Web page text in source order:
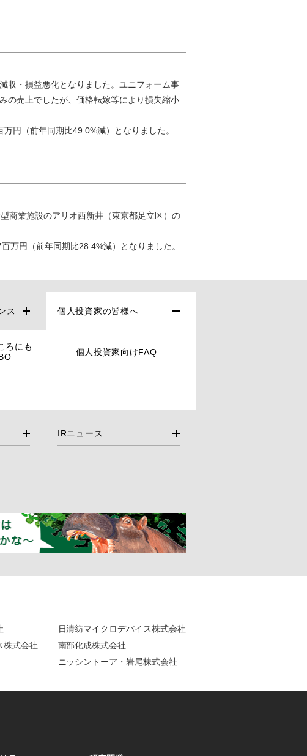
収・損益悪化となりました。ユニフォーム事
の売上でしたが、価格転嫁等により損失縮小
円（前年同期比49.0%減）となりました。
商業施設のアリオ西新井（東京都足立区）の
万円（前年同期比28.4%減）となりました。
ス 個人投資家の皆様へ
ろにも
個人投資家向けFAQ
IRニュース
株式会社
日清紡マイクロデバイス株式会社
南部化成株式会社
ニッシントーア・岩尾株式会社